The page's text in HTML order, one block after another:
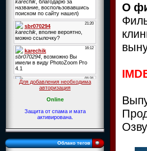
Для добавления необходима
авторизация
Online
Защита от спама и мата
активирована.
Облако тегов
О